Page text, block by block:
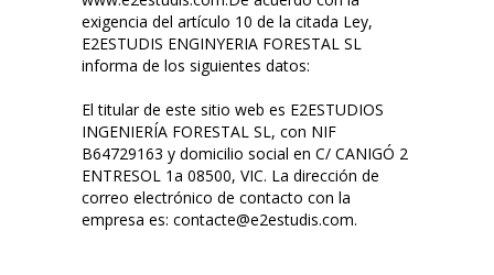
exigencia del artículo 10 de la citada Ley,
E2ESTUDIS ENGINYERIA FORESTAL SL
informa de los siguientes datos:
El titular de este sitio web es E2ESTUDIOS
INGENIERÍA FORESTAL SL, con NIF
B64729163 y domicilio social en C/ CANIGÓ 2
ENTRESOL 1a 08500, VIC. La dirección de
correo electrónico de contacto con la
empresa es: contacte@e2estudis.com.